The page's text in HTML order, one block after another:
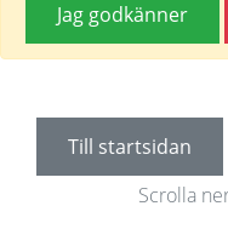
Jag godkänner
Till startsidan
Scrolla